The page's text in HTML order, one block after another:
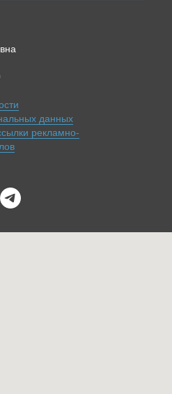
данных
рекламно-